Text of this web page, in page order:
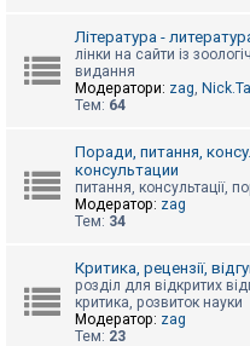
м
о
г
Література -
лінки на сайти із
видання
Модератори: zag,
Тем: 64
Поради, питання,
консультации
питання, консультації,
Модератор: zag
Тем: 34
Критика, рецензії,
розділ для відкритих
критика, розвиток науки
Модератор: zag
Тем: 23